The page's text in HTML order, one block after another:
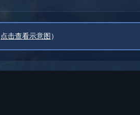
点击查看示意图）